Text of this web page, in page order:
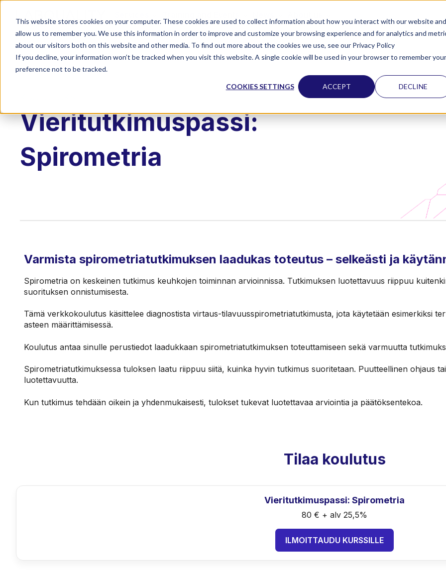
This website stores cookies on your computer. These cookies are used to collect information about how you interact with our website and
allow us to remember you. We use this information in order to improve and customize your browsing experience and for analytics and
about our visitors both on this website and other media. To find out more about the cookies we use, see our Privacy Policy
If you decline, your information won’t be tracked when you visit this website. A single cookie will be used in your browser to remember your
preference not to be tracked.
COOKIES SETTINGS ACCEPT DECLINE
Vieritutkimuspassi:
Spirometria
Varmista spirometriatutkimuksen laadukas toteutus – selkeästi ja
Spirometria on keskeinen tutkimus keuhkojen toiminnan arvioinnissa. Tutkimuksen luotettavuus riippuu
suorituksen onnistumisesta.
Tämä verkkokoulutus käsittelee diagnostista virtaus-tilavuusspirometriatutkimusta, jota käytetään esimerkiksi
asteen määrittämisessä.
Koulutus antaa sinulle perustiedot laadukkaan spirometriatutkimuksen toteuttamiseen sekä varmuutta
Spirometriatutkimuksessa tuloksen laatu riippuu siitä, kuinka hyvin tutkimus suoritetaan. Puutteellinen ohjaus
luotettavuutta.
Kun tutkimus tehdään oikein ja yhdenmukaisesti, tulokset tukevat luotettavaa arviointia ja päätöksentekoa.
Tilaa koulutus
Vieritutkimuspassi: Spirometria
80 € + alv 25,5%
ILMOITTAUDU KURSSILLE